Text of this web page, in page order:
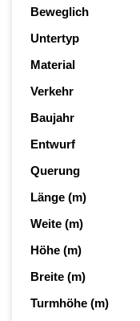
Beweglich
Untertyp
Material
Verkehr
Baujahr
Entwurf
Querung
Länge (m)
Weite (m)
Höhe (m)
Breite (m)
Turmhöhe (m)